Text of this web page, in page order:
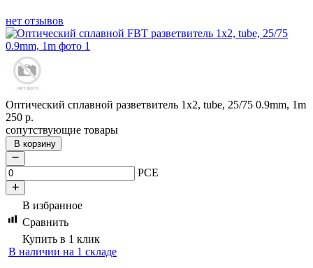
нет отзывов
Оптический сплавной разветвитель 1x2, tube, 25/75 0.9mm, 1m
250 р.
сопутствующие товары
В корзину
PCE
В избранное
Сравнить
Купить в 1 клик
В наличии на 1 складе